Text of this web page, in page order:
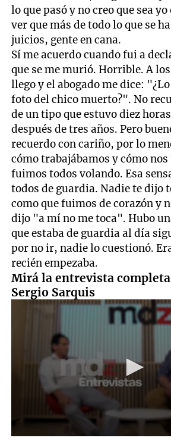
lo que pasó y no creo que sea
ver que más de todo lo que se
juicios, gente en cana.
Sí me acuerdo cuando fui a
que se me murió. Horrible. A
llego y el abogado me dice:
foto del chico muerto?". No
de un tipo que estuvo diez
después de tres años. Pero
recuerdo con cariño, por lo
cómo trabajábamos y cómo
fuimos todos volando. Esa
todos de guardia. Nadie te dijo
como que fuimos de corazón y
dijo "a mí no me toca". Hubo
que estaba de guardia al día
por no ir, nadie lo cuestionó.
recién empezaba.
Mirá la entrevista
Sergio Sarquis